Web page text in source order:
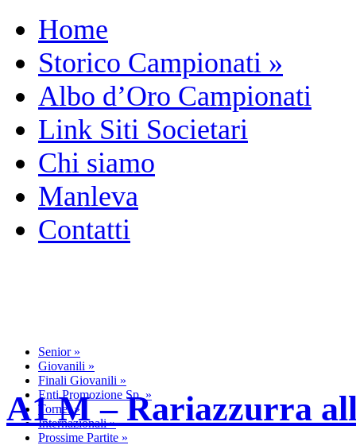
Home
Storico Campionati »
Albo d’Oro Campionati
Link Siti Societari
Chi siamo
Manleva
Contatti
Senior»
Giovanili »
Finali Giovanili »
Enti Promozione Sp.»
Tornei»
Internazionali»
Prossime Partite »
A1 M – Rariazzurra